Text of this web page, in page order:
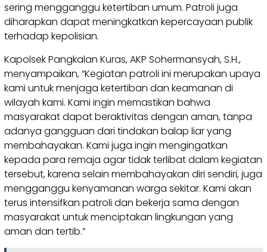
sering mengganggu ketertiban umum. Patroli juga
diharapkan dapat meningkatkan kepercayaan publik
terhadap kepolisian.
Kapolsek Pangkalan Kuras, AKP Sohermansyah, S.H.,
menyampaikan, “Kegiatan patroli ini merupakan upaya
kami untuk menjaga ketertiban dan keamanan di
wilayah kami. Kami ingin memastikan bahwa
masyarakat dapat beraktivitas dengan aman, tanpa
adanya gangguan dari tindakan balap liar yang
membahayakan. Kami juga ingin mengingatkan
kepada para remaja agar tidak terlibat dalam kegiatan
tersebut, karena selain membahayakan diri sendiri, juga
mengganggu kenyamanan warga sekitar. Kami akan
terus intensifkan patroli dan bekerja sama dengan
masyarakat untuk menciptakan lingkungan yang
aman dan tertib.”